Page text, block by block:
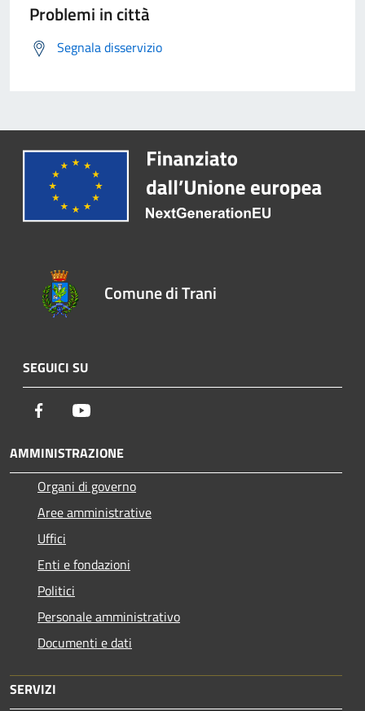
Problemi in città
Segnala disservizio
Comune di Trani
SEGUICI SU
Facebook
AMMINISTRAZIONE
Organi di governo
Aree amministrative
Uffici
Enti e fondazioni
Politici
Personale amministrativo
Documenti e dati
SERVIZI